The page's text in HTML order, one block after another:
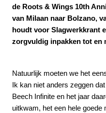
de Roots & Wings 10th
van Milaan naar Bolzano,
houdt voor Slagwerkkrant
zorgvuldig inpakken tot en
Natuurlijk moeten we het
Ik kan niet anders zeggen
Beech Infinite en het jaar
uitkwam, het een hele